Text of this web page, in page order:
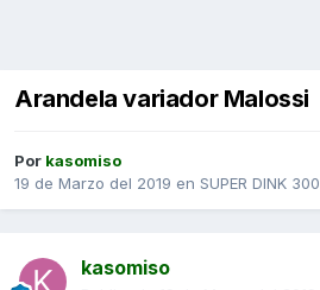
Arandela variador Malossi
Por kasomiso
19 de Marzo del 2019 en SUPER DINK 300
kasomiso